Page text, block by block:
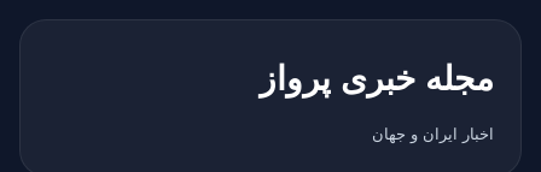
مجله خبری پرواز
اخبار ایران و جهان